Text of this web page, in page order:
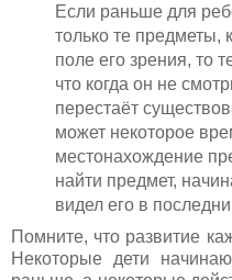
Если раньше для
только те предметы,
поле его зрения, то
что когда он не
перестаёт
может некоторое
местонахождение
найти предмет,
видел его в
Помните, что развитие
Некоторые дети